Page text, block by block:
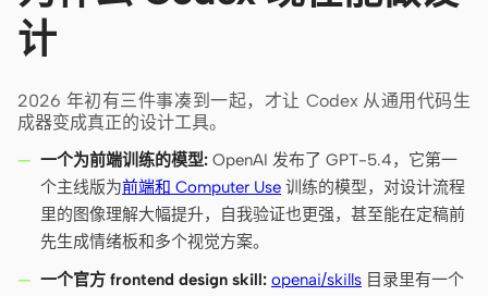
计
2026 年初有三件事凑到一起，才让 Codex 从通用代码生
成器变成真正的设计工具。
一个为前端训练的模型: OpenAI 发布了 GPT-5.4，它第一
个主线版为前端和 Computer Use 训练的模型，对设计流程
里的图像理解大幅提升，自我验证也更强，甚至能在定稿前
先生成情绪板和多个视觉方案。
一个官方 frontend design skill: openai/skills 目录里有一个